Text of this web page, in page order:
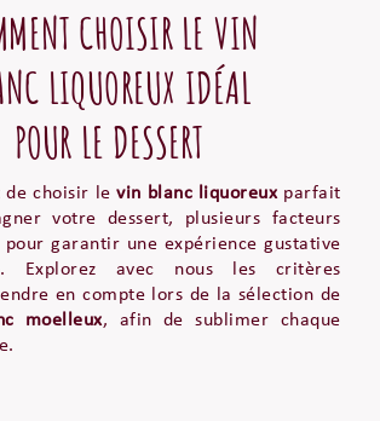
CHOISIR LE VIN
LIQUOREUX IDÉAL
POUR LE DESSERT
de choisir levin blanc liquoreuxparfait
votre dessert, plusieurs facteurs
garantir une expérience gustative
Explorez avec nous les critères
en compte lors de la sélection de
moelleux, afin de sublimer chaque